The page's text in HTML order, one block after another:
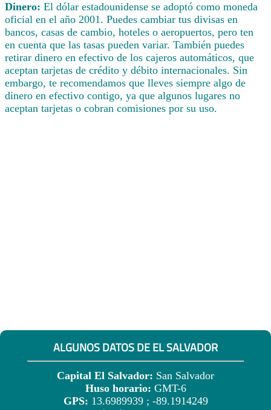
Dinero: El dólar estadounidense se adoptó como moneda
oficial en el año 2001. Puedes cambiar tus divisas en
bancos, casas de cambio, hoteles o aeropuertos, pero ten
en cuenta que las tasas pueden variar. También puedes
retirar dinero en efectivo de los cajeros automáticos, que
aceptan tarjetas de crédito y débito internacionales. Sin
embargo, te recomendamos que lleves siempre algo de
dinero en efectivo contigo, ya que algunos lugares no
aceptan tarjetas o cobran comisiones por su uso.
ALGUNOS DATOS DE EL SALVADOR
Capital El Salvador: San Salvador
Huso horario: GMT-6
GPS: 13.6989939 ; -89.1914249